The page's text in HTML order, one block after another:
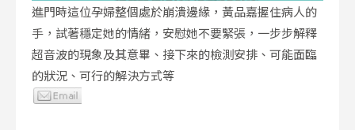
進門時這位孕婦整個處於崩潰邊緣，黃品嘉握住病人的
手，試著穩定她的情緒，安慰她不要緊張，一步步解釋
超音波的現象及其意畢、接下來的檢測安排、可能面臨
的狀況、可行的解決方式等